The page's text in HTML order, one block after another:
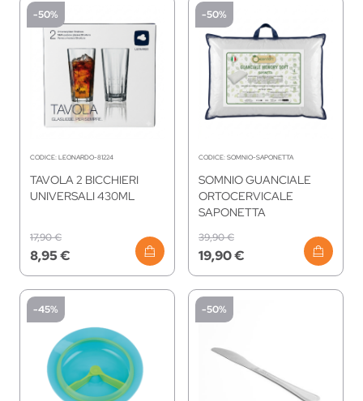
-50%
CODICE: LEONARDO-81224
TAVOLA 2 BICCHIERI
UNIVERSALI 430ML
8,95 €
17,90 €
-50%
CODICE: SOMNIO-SAPONETTA
SOMNIO GUANCIALE
ORTOCERVICALE
SAPONETTA
19,90 €
39,90 €
-45% -50%